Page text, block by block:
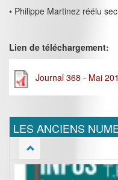
• Philippe Martinez réélu
Lien de téléchargement:
Journal 368 - Mai
LES ANCIENS